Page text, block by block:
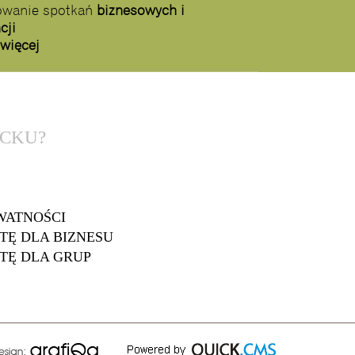
spotkań biznesowych i
DLA BIZNESU
DLA GRUP